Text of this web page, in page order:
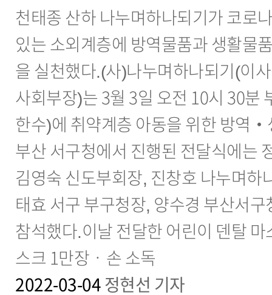
천태종 산하 나누며하나되기가 코로
있는 소외계층에 방역물품과 생활물
을 실천했다.(사)나누며하나되기(이
사회부장)는 3월 3일 오전 10시 30분
한수)에 취약계층 아동을 위한 방역‧
부산 서구청에서 진행된 전달식에는
김영숙 신도부회장, 진창호 나누며하
태효 서구 부구청장, 양수경 부산서
참석했다.이날 전달한 어린이 덴탈
스크 1만장ㆍ손 소독
2022-03-04 정현선 기자